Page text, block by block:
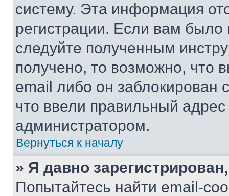
систему. Эта информация
регистрации. Если вам
следуйте полученным
получено, то возможно, что
email либо он
что ввели правильный адрес
администратором.
Вернуться к началу
» Я давно
Попытайтесь найти email-